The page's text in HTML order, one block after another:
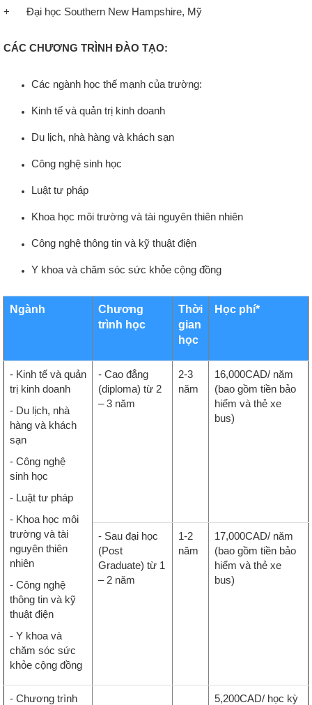
+ Đại học Southern New Hampshire, Mỹ
CÁC CHƯƠNG TRÌNH ĐÀO TẠO:
Các ngành học thế mạnh của trường:
Kinh tế và quản trị kinh doanh
Du lịch, nhà hàng và khách sạn
Công nghệ sinh học
Luật tư pháp
Khoa học môi trường và tài nguyên thiên nhiên
Công nghệ thông tin và kỹ thuật điện
Y khoa và chăm sóc sức khỏe cộng đồng
Ngành
Chương
trình học
Thời
gian
học
Học phí*
- Kinh tế và quản
trị kinh doanh
- Du lịch, nhà
hàng và khách
sạn
- Công nghệ
sinh học
- Luật tư pháp
- Khoa học môi
trường và tài
nguyên thiên
nhiên
- Công nghệ
thông tin và kỹ
thuật điện
- Y khoa và
chăm sóc sức
khỏe cộng đồng
- Cao đẳng
(diploma) từ 2
– 3 năm
2-3
năm
16,000CAD/ năm
(bao gồm tiền bảo
hiểm và thẻ xe
bus)
- Sau đại học
(Post
Graduate) từ 1
– 2 năm
1-2
năm
17,000CAD/ năm
(bao gồm tiền bảo
hiểm và thẻ xe
bus)
- Chương trình 5,200CAD/ học kỳ